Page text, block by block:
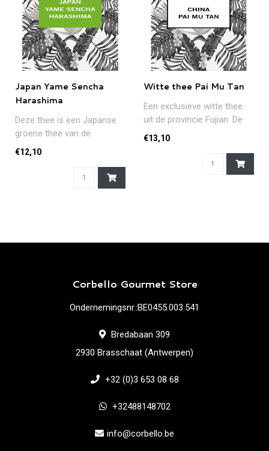
Japan Yame Sencha
Harashima
Deze thee is een Japanse
groene thee van de
plantages van Yame, in het
uiterste ..
€12,10
Witte thee Pai Mu Tan
Een exclusieve witte thee
uit de provincie Fujian. De
theeblaadjes worden op ge..
€13,10
Corbello Gourmet Store
Ondernemingsnr.:BE0455.003.541
Bredabaan 309
2930 Brasschaat (Antwerpen)
+32 (0)3 653 08 68
+32488148702
info@corbello.be